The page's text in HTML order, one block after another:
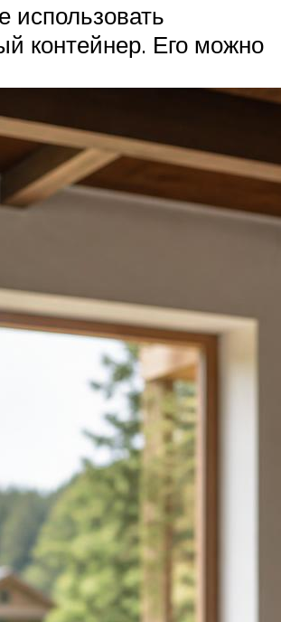
использовать
контейнер. Его можно